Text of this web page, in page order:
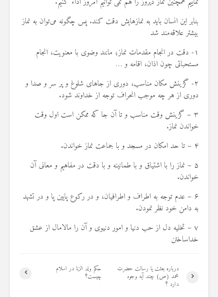
بنابر این انسان باید به نمازهایش دقت کند. پس چگونه می‌توان به نماز
بیشتر علاقه‌مند شد
۱- دقت در انجام مقدمات نماز؛ مانند وضوی با معنویت، انجام
مستحباتی چون اذان، اقامه و…
۲- گزینش مکان مناسب، دوری از جاهای شلوغ و پر سر و صدا و
دوری از هر چه موجب انحراف توجه از خداوند شود.
۳ –
گزینش وقت مناسب و تا آن جا که ممکن است اول وقت
خواندن نماز.
۴ –
تا حد امکان در مسجد و با جماعت نماز خواندن.
۵ –
نماز را با اشتیاق و با طمانینه و با دقت در مفاهیم و معانی آن
خواندن.
۶ –
عدم توجه به اطراف و اطرافیان، و در رکوع پایین پا و در تشهد
به دامن خود نظر نمودن.
۷ –
تخلیه دل از حب دنیا و امور دنیوی و آن را مالامال از عشق
خداساختن
حکم ولد الزنا در اسلام
چیست؟
درباره بعثت یا رسالت حضرت
محمد (ص) چند آیه وجود
دارد ؟